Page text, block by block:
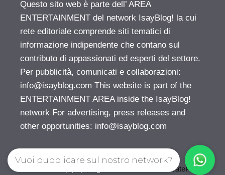
Questo sito web è parte dell’ AREA
ENTERTAINMENT del network IsayBlog! la cui
rete editoriale comprende siti tematici di
informazione indipendente che contano sul
contributo di appassionati ed esperti del settore.
Per pubblicità, comunicati e collaborazioni:
info@isayblog.com This website is part of the
ENTERTAINMENT AREA inside the IsayBlog!
network For advertising, press releases and
other opportunities: info@isayblog.com
GeneratePress
Vuoi pubblicare sul nostro network?